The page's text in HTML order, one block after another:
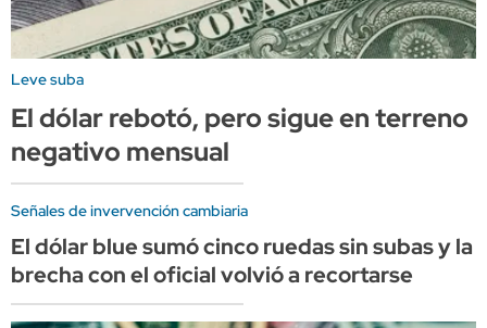
Leve suba
El dólar rebotó, pero sigue en terreno
negativo mensual
Señales de invervención cambiaria
El dólar blue sumó cinco ruedas sin subas y la
brecha con el oficial volvió a recortarse